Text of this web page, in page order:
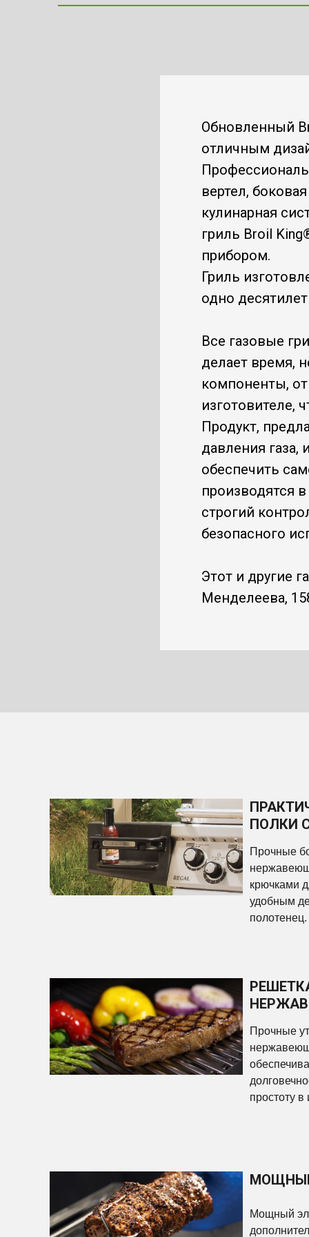
Обновленный
отличным
вертел,
кулинарная
гриль Broil
прибором.
Гриль
одно
Все газовые
делает время,
компоненты,
изготовителе,
Продукт,
давления
обеспечить
производятся
строгий
безопасного
Этот и другие
Менделеева,
ПОЛКИ
Прочные
крючками
удобным
полотенец.
Мощный
Прочные
простоту в